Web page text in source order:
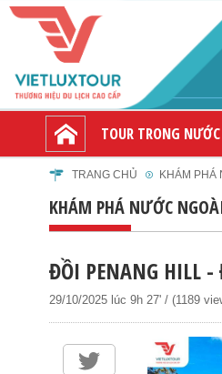
TOUR TRONG NƯỚC
TRANG CHỦ KHÁM PHÁ
KHÁM PHÁ NƯỚC
ĐỒI PENANG HILL
29/10/2025 lúc 9h 27' / (1189